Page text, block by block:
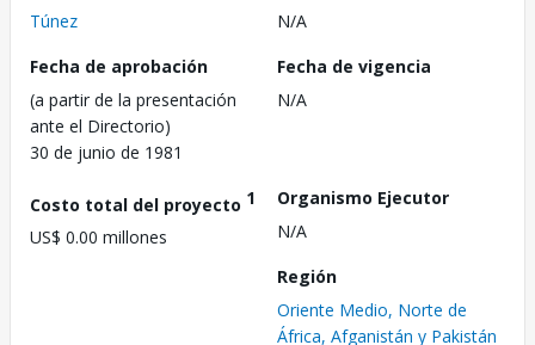
Túnez
N/A
Fecha de aprobación
(a partir de la presentación
ante el Directorio)
30 de junio de 1981
Fecha de vigencia
N/A
Costo total del proyecto 1
US$ 0.00 millones
Organismo Ejecutor
N/A
Región
Oriente Medio, Norte de
África, Afganistán y Pakistán